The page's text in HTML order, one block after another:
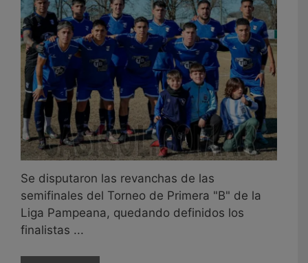
Se disputaron las revanchas de las
semifinales del Torneo de Primera "B" de la
Liga Pampeana, quedando definidos los
finalistas ...